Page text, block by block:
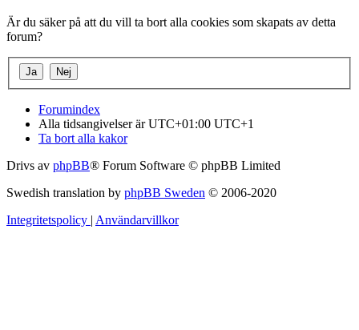
Är du säker på att du vill ta bort alla cookies som skapats av detta
forum?
Forumindex
Alla tidsangivelser är UTC+01:00 UTC+1
Ta bort alla kakor
Drivs av phpBB® Forum Software © phpBB Limited
Swedish translation by phpBB Sweden © 2006-2020
Integritetspolicy | Användarvillkor